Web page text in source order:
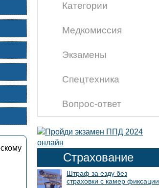
Категории
Медкомиссия
Экзамены
Спецтехника
Вопрос-ответ
Страхование
Штраф за езду без
страховки с камер фиксации